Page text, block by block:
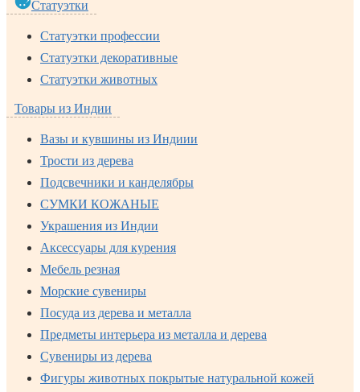
Статуэтки
Статуэтки профессии
Статуэтки декоративные
Статуэтки животных
Товары из Индии
Вазы и кувшины из Индиии
Трости из дерева
Подсвечники и канделябры
СУМКИ КОЖАНЫЕ
Украшения из Индии
Аксессуары для курения
Мебель резная
Морские сувениры
Посуда из дерева и металла
Предметы интерьера из металла и дерева
Сувениры из дерева
Фигуры животных покрытые натуральной кожей